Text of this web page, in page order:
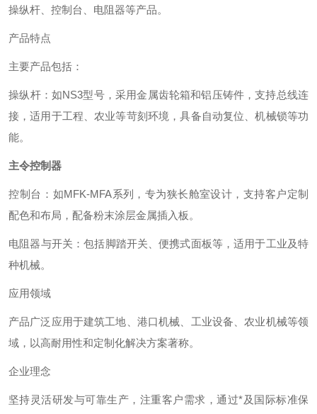
操纵杆、控制台、电阻器等产品。 ‌
产品特点
主要产品包括：
‌操纵杆‌：如NS3型号，采用金属齿轮箱和铝压铸件，支持总线连
接，适用于工程、农业等苛刻环境，具备自动复位、机械锁等功
能。 ‌
主令控制器
‌控制台‌：如MFK-MFA系列，专为狭长舱室设计，支持客户定制
配色和布局，配备粉末涂层金属插入板。 ‌
‌电阻器与开关‌：包括脚踏开关、便携式面板等，适用于工业及特
种机械。 ‌
应用领域
产品广泛应用于建筑工地、港口机械、工业设备、农业机械等领
域，以高耐用性和定制化解决方案著称。 ‌
企业理念
坚持灵活研发与可靠生产，注重客户需求，通过*及国际标准保